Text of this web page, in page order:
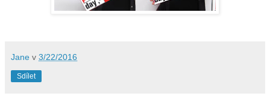
Jane v 3/22/2016
Sdílet